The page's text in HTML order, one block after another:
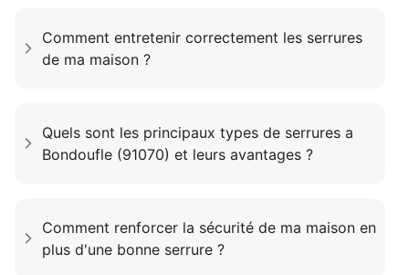
Comment entretenir correctement les serrures
de ma maison ?
Quels sont les principaux types de serrures a
Bondoufle (91070) et leurs avantages ?
Comment renforcer la sécurité de ma maison en
plus d'une bonne serrure ?